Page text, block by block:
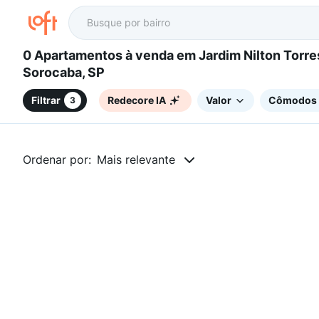
0 Apartamentos à venda em Jardim Nilton Torres,
Sorocaba, SP
Filtrar 3 Redecore IA Valor Cômodos
Ordenar por: Mais relevante